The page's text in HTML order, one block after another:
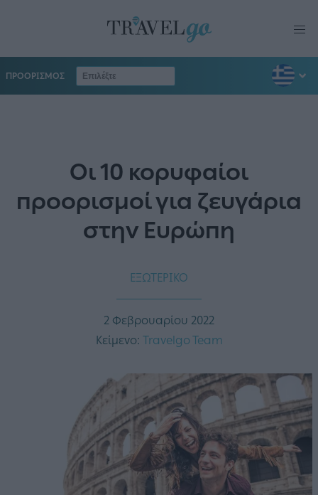
ΠΡΟΟΡΙΣΜΟΣ
Οι 10 κορυφαίοι
προορισμοί για ζευγάρια
στην Ευρώπη
ΕΞΩΤΕΡΙΚΟ
2 Φεβρουαρίου 2022
Κείμενο: Travelgo Team